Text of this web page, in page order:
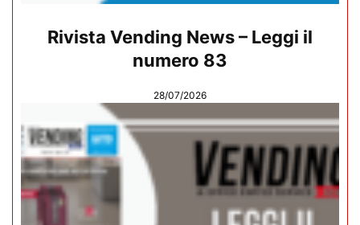
Rivista Vending News – Leggi il
numero 83
28/07/2026